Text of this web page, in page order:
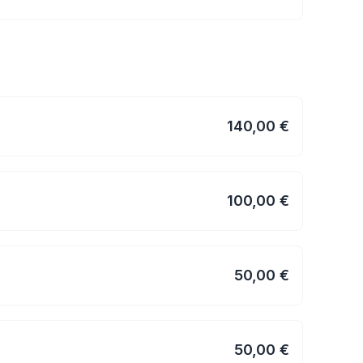
140,00 €
100,00 €
50,00 €
50,00 €